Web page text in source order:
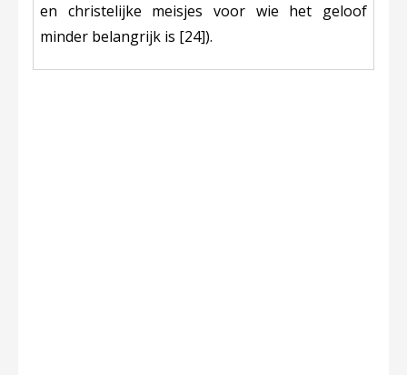
en christelijke meisjes voor wie het geloof
minder belangrijk is [24]).